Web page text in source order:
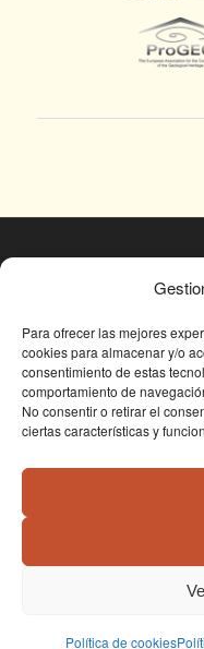
Para ofrecer las mejores
cookies para almacenar y/o
consentimiento de estas
comportamiento de
No consentir o retirar el
ciertas características y
Política de cookies
© Fundación
Avda.
Tlf: +34